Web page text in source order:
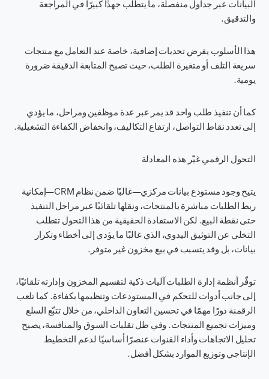
البيانات عبر جداول منفصلة، ما يتطلب جهدًا كبيرًا في المراجعة
والتدقيق.
هذا الأسلوب يفرض تحديات إضافية، خاصة عند التعامل مع منتجات
سريعة التلف أو متغيرة الطلب، حيث تصبح المتابعة الدقيقة ضرورة
يومية.
كما أن تنفيذ طلب واحد قد يمر عبر عدة موظفين ومراحل، ما يؤدي
إلى تعدد نقاط التواصل، ارتفاع التكاليف، وانخفاض الكفاءة التشغيلية.
التحول الرقمي غيّر هذه المعادلة
يتيح وجود مستودع بيانات مركزي—غالبًا ضمن نظام CRM—إمكانية
ربط الطلبات مباشرة بالمنتجات، ونقلها تلقائيًا عبر مراحل التنفيذ
حتى نقطة البيع. لكن الاستفادة الحقيقية من هذا التحول تتطلب
التخلي عن التوثيق اليدوي، الذي غالبًا ما يؤدي إلى أخطاء وتكرار
بيانات، بل وقد يتسبب في بيع مخزون غير متوفر.
توفّر أنظمة إدارة الطلبات آليات ذكية لتقسيم المخزون وإدارته تلقائيًا،
إلى جانب أدوات للتحكم في المستودعات وتنظيمها بكفاءة. كما تلعب
الرقمنة دورًا مهمًا في تحسين التعاون الداخلي، من خلال تتبّع السلع
وميزات تجميع المنتجات. وفي ظل تقلبات السوق والمنافسة، يصبح
تحليل الاتجاهات وأداء القنوات عنصرًا أساسيًا لدعم التخطيط
الإنتاجي وتوزيع الموارد بشكل أفضل.